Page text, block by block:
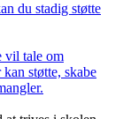
du stadig støtte
vil tale om
støtte, skabe